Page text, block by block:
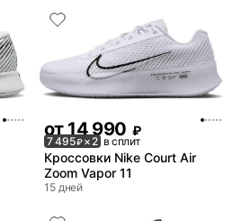
от 14 990 ₽
7 495₽× 2 в сплит
Кроссовки Nike Court Air
Zoom Vapor 11
15 дней